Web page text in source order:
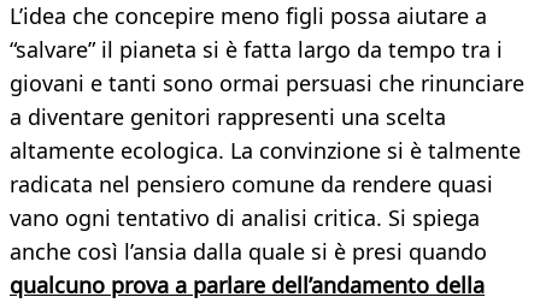
L’idea che concepire meno figli possa aiutare a
“salvare” il pianeta si è fatta largo da tempo tra i
giovani e tanti sono ormai persuasi che rinunciare
a diventare genitori rappresenti una scelta
altamente ecologica. La convinzione si è talmente
radicata nel pensiero comune da rendere quasi
vano ogni tentativo di analisi critica. Si spiega
anche così l’ansia dalla quale si è presi quando
qualcuno prova a parlare dell’andamento della